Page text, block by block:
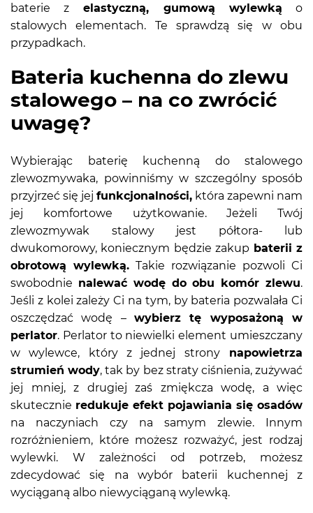
baterie z elastyczną, gumową wylewką o
stalowych elementach. Te sprawdzą się w obu
przypadkach.
Bateria kuchenna do zlewu
stalowego – na co zwrócić
uwagę?
Wybierając baterię kuchenną do stalowego
zlewozmywaka, powinniśmy w szczególny sposób
przyjrzeć się jej funkcjonalności, która zapewni nam
jej komfortowe użytkowanie. Jeżeli Twój
zlewozmywak stalowy jest półtora- lub
dwukomorowy, koniecznym będzie zakup baterii z
obrotową wylewką. Takie rozwiązanie pozwoli Ci
swobodnie nalewać wodę do obu komór zlewu.
Jeśli z kolei zależy Ci na tym, by bateria pozwalała Ci
oszczędzać wodę – wybierz tę wyposażoną w
perlator. Perlator to niewielki element umieszczany
w wylewce, który z jednej stronynapowietrza
strumień wody, tak by bez straty ciśnienia, zużywać
jej mniej, z drugiej zaś zmiękcza wodę, a więc
skutecznie redukuje efekt pojawiania się osadów
na naczyniach czy na samym zlewie. Innym
rozróżnieniem, które możesz rozważyć, jest rodzaj
wylewki. W zależności od potrzeb, możesz
zdecydować się na wybór baterii kuchennej z
wyciąganą albo niewyciąganą wylewką.